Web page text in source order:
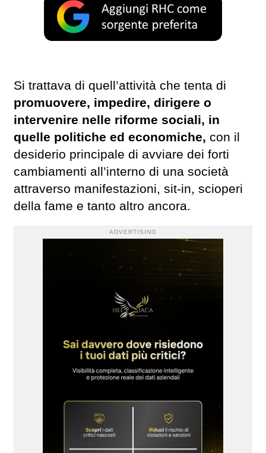
Si trattava di quell’attività che tenta di
promuovere, impedire, dirigere o
intervenire nelle riforme sociali, in
quelle politiche ed economiche, con il
desiderio principale di avviare dei forti
cambiamenti all’interno di una società
attraverso manifestazioni, sit-in, scioperi
della fame e tanto altro ancora.
ADVERTISING